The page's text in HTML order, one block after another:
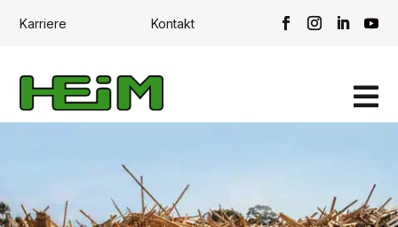
Karriere Kontakt
